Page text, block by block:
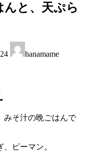
と、天ぷら
hanamame
みそ汁の晩ごはんで
ピーマン。